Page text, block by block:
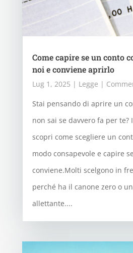
Come capire se un conto
noi e conviene aprirlo
Lug 1, 2025 | Legge |
Stai pensando di aprire un
non sai se davvero fa per te?
scopri come scegliere un
modo consapevole e capire
conviene.Molti scelgono in
perché ha il canone zero o
allettante....